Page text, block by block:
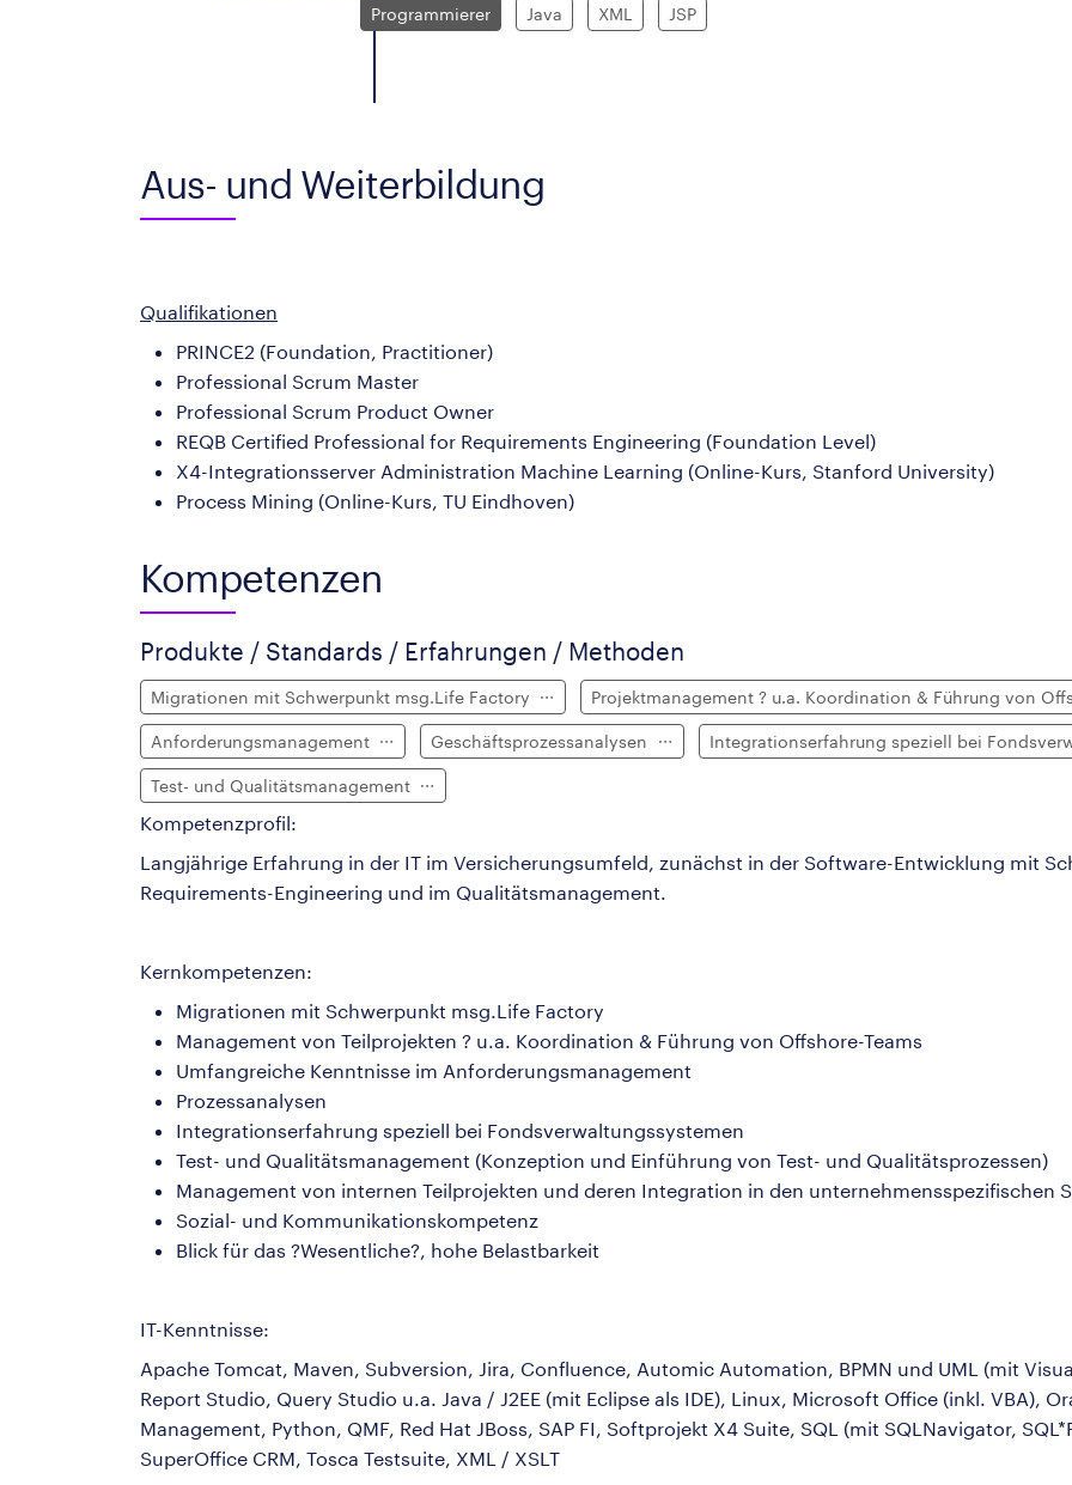
Programmierer Java XML JSP
Aus- und Weiterbildung
Qualifikationen
PRINCE2 (Foundation, Practitioner)
Professional Scrum Master
Professional Scrum Product Owner
REQB Certified Professional for Requirements Engineering (Foundation Level)
X4-Integrationsserver Administration Machine Learning (Online-Kurs, Stanford University)
Process Mining (Online-Kurs, TU Eindhoven)
Kompetenzen
Produkte / Standards / Erfahrungen / Methoden
Migrationen mit Schwerpunkt msg.Life Factory Projektmanagement ? u.a. Koordination & Führung von
Anforderungsmanagement Geschäftsprozessanalysen Integrationserfahrung speziell bei
Test- und Qualitätsmanagement
Kompetenzprofil:
Langjährige Erfahrung in der IT im Versicherungsumfeld, zunächst in der Software-Entwicklung mit
Requirements-Engineering und im Qualitätsmanagement.
Kernkompetenzen:
Migrationen mit Schwerpunkt msg.Life Factory
Management von Teilprojekten ? u.a. Koordination & Führung von Offshore-Teams
Umfangreiche Kenntnisse im Anforderungsmanagement
Prozessanalysen
Integrationserfahrung speziell bei Fondsverwaltungssystemen
Test- und Qualitätsmanagement (Konzeption und Einführung von Test- und Qualitätsprozessen)
Management von internen Teilprojekten und deren Integration in den unternehmensspezifischen
Sozial- und Kommunikationskompetenz
Blick für das ?Wesentliche?, hohe Belastbarkeit
IT-Kenntnisse:
Apache Tomcat, Maven, Subversion, Jira, Confluence, Automic Automation, BPMN und UML (mit
Report Studio, Query Studio u.a. Java / J2EE (mit Eclipse als IDE), Linux, Microsoft Office (inkl. VBA),
Management, Python, QMF, Red Hat JBoss, SAP FI, Softprojekt X4 Suite, SQL (mit SQLNavigator,
SuperOffice CRM, Tosca Testsuite, XML / XSLT